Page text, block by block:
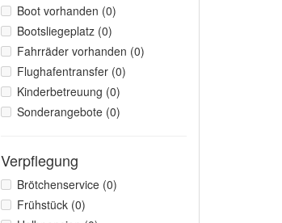
Boot vorhanden (0)
Bootsliegeplatz (0)
Fahrräder vorhanden (0)
Flughafentransfer (0)
Kinderbetreuung (0)
Sonderangebote (0)
Verpflegung
Brötchenservice (0)
Frühstück (0)